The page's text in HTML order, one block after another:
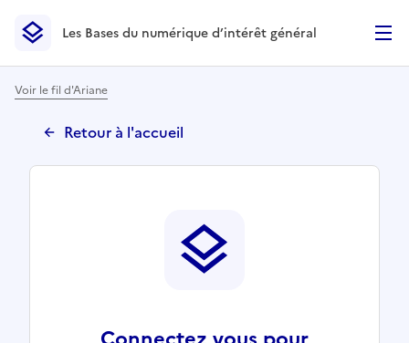
Les Bases du numérique d’intérêt général- Retour à la
Les Bases du numérique d’intérêt général
Voir le fil d'Ariane
Retour à l'accueil